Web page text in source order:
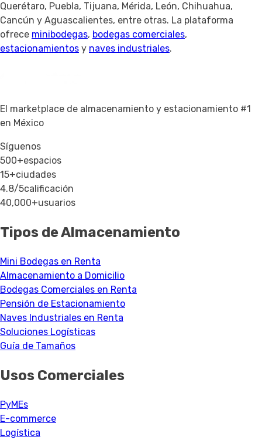
Querétaro, Puebla, Tijuana, Mérida, León, Chihuahua,
Cancún y Aguascalientes, entre otras. La plataforma
ofrece minibodegas, bodegas comerciales,
estacionamientos y naves industriales.
El marketplace de almacenamiento y estacionamiento #1
en México
Síguenos
500+espacios
15+ciudades
4.8/5calificación
40,000+usuarios
Tipos de Almacenamiento
Mini Bodegas en Renta
Almacenamiento a Domicilio
Bodegas Comerciales en Renta
Pensión de Estacionamiento
Naves Industriales en Renta
Soluciones Logísticas
Guía de Tamaños
Usos Comerciales
PyMEs
E-commerce
Logística